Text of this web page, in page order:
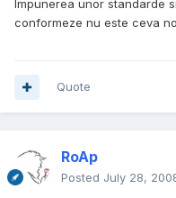
Impunerea unor standarde
conformeze nu este ceva
Quote
RoAp
Posted July 28,